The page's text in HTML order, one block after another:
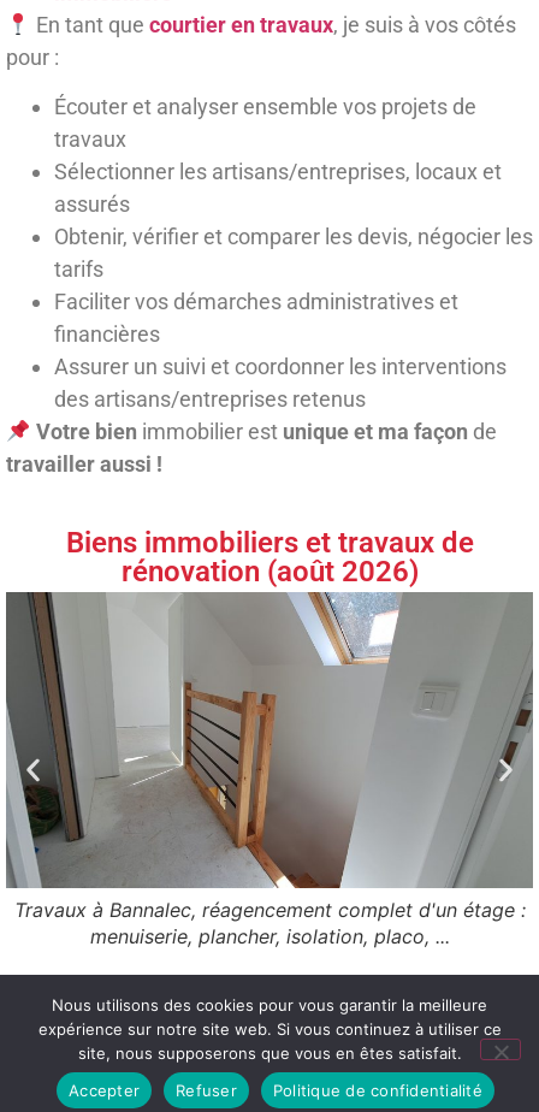
En tant que courtier en travaux, je suis à vos côtés
pour :
Écouter et analyser ensemble vos projets de
travaux
Sélectionner les artisans/entreprises, locaux et
assurés
Obtenir, vérifier et comparer les devis, négocier les
tarifs
Faciliter vos démarches administratives et
financières
Assurer un suivi et coordonner les interventions
des artisans/entreprises retenus
Votre bien immobilier est unique et ma façon de
travailler aussi !
Biens immobiliers et travaux de
rénovation (août 2026)
Travaux à Bannalec, réagencement complet d'un étage :
menuiserie, plancher, isolation, placo, ...
Immobilier & Travaux
Mentions légales
Politique de confidentialité
Tous droits réservés
Nous utilisons des cookies pour vous garantir la meilleure
expérience sur notre site web. Si vous continuez à utiliser ce
site, nous supposerons que vous en êtes satisfait.
Accepter
Refuser Politique de confidentialité